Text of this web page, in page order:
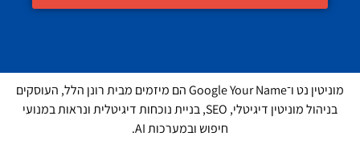
מוניטין נט ו־Google Your Name הם מיזמים מבית רונן הלל, העוסקים
בניהול מוניטין דיגיטלי, SEO, בניית נוכחות דיגיטלית ונראות במנועי
חיפוש ובמערכות AI.